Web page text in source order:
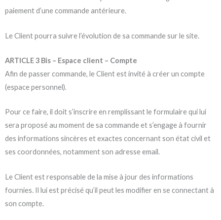
paiement d’une commande antérieure.
Le Client pourra suivre l’évolution de sa commande sur le site.
ARTICLE 3 Bis – Espace client – Compte
Afin de passer commande, le Client est invité à créer un compte
(espace personnel).
Pour ce faire, il doit s’inscrire en remplissant le formulaire qui lui
sera proposé au moment de sa commande et s’engage à fournir
des informations sincères et exactes concernant son état civil et
ses coordonnées, notamment son adresse email.
Le Client est responsable de la mise à jour des informations
fournies. Il lui est précisé qu’il peut les modifier en se connectant à
son compte.